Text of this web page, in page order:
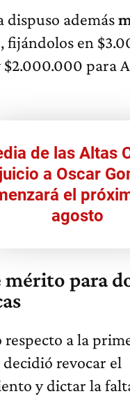
dispuso además
, fijándolos en
$2.000.000 para
de las Altas
a Oscar
el
agosto
mérito para
respecto a la
decidió revocar el
y dictar la